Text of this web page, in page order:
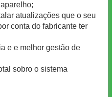
atualizações que o seu
conta do fabricante ter
e e melhor gestão de
sobro o sistema